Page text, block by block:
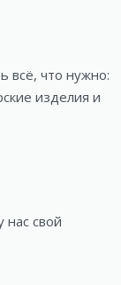
всё, что нужно:
изделия и
свой